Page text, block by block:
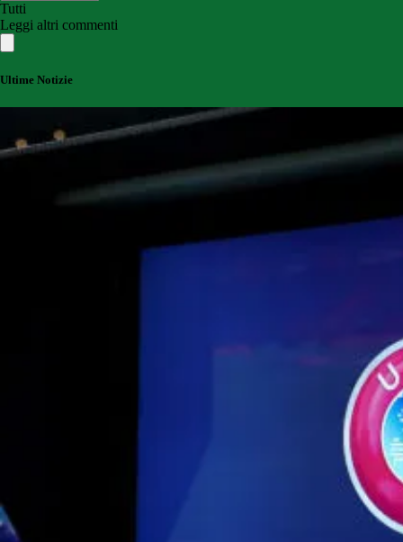
Tutti
Leggi altri commenti
Ultime Notizie